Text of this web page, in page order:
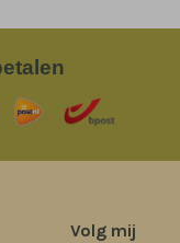
Volg mij